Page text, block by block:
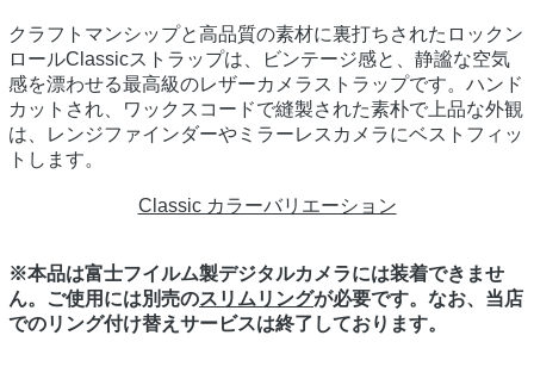
クラフトマンシップと高品質の素材に裏打ちされたロックン
ロールClassicストラップは、ビンテージ感と、静謐な空気
感を漂わせる最高級のレザーカメラストラップです。ハンド
カットされ、ワックスコードで縫製された素朴で上品な外観
は、レンジファインダーやミラーレスカメラにベストフィッ
トします。
Classic カラーバリエーション
※本品は富士フイルム製デジタルカメラには装着できませ
ん。ご使用には別売のスリムリングが必要です。なお、当店
でのリング付け替えサービスは終了しております。